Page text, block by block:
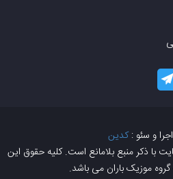
و سئو :کدین
با ذکر منبع بلامانع است. کلیه حقوق این
موزیک باران می باشد.